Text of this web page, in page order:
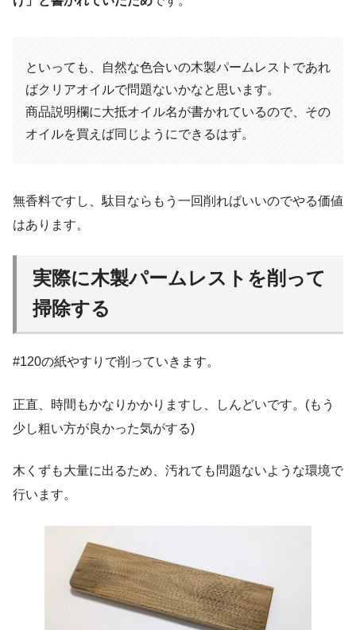
といっても、自然な色合いの木製パームレストであれ
ばクリアオイルで問題ないかなと思います。
商品説明欄に大抵オイル名が書かれているので、その
オイルを買えば同じようにできるはず。
無香料ですし、駄目ならもう一回削ればいいのでやる価値
はあります。
実際に木製パームレストを削って
掃除する
#120の紙やすりで削っていきます。
正直、時間もかなりかかりますし、しんどいです。(もう
少し粗い方が良かった気がする)
木くずも大量に出るため、汚れても問題ないような環境で
行います。